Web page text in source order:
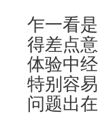
乍一看
得差点
体验中
特别容
问题出在